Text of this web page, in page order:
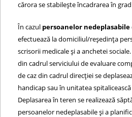
cărora se stabileşte încadrarea în
În cazul persoanelor nedeplasabile
efectuează la domiciliul/reşedinţa
scrisorii medicale şi a anchetei
din cadrul serviciului de evaluare
de caz din cadrul direcţiei se
handicap sau în unitatea
Deplasarea în teren se realizează
persoanelor nedeplasabile şi a